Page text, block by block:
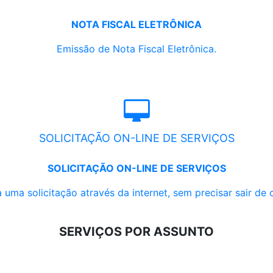
NOTA FISCAL ELETRÔNICA
Emissão de Nota Fiscal Eletrônica.
SOLICITAÇÃO ON-LINE DE SERVIÇOS
SOLICITAÇÃO ON-LINE DE SERVIÇOS
uma solicitação através da internet, sem precisar sair de
SERVIÇOS POR ASSUNTO